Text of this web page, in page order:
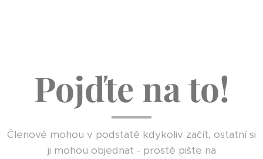
Pojďte na to!
Členové mohou v podstatě kdykoliv začít, ostatní si
ji mohou objednat - prostě pište na